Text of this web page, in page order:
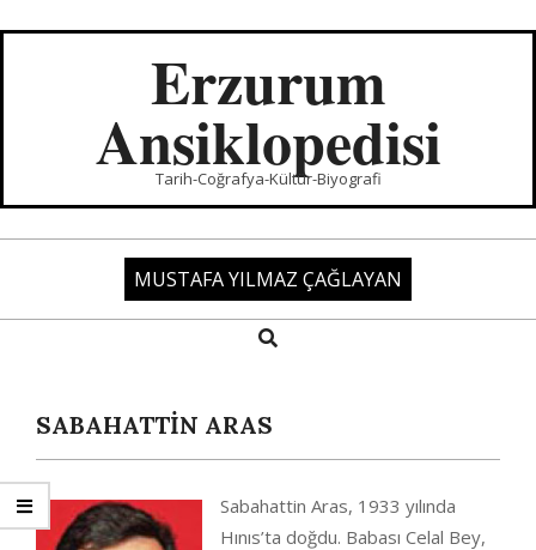
Erzurum
Ansiklopedisi
Tarih-Coğrafya-Kültür-Biyografi
MUSTAFA YILMAZ ÇAĞLAYAN
Search
SABAHATTİN ARAS
Sabahattin Aras, 1933 yılında
Hınıs’ta doğdu. Babası Celal Bey,